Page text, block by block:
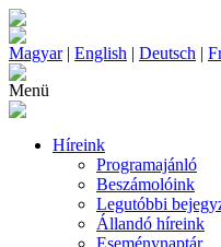
Magyar| English | Deutsch |
Menü
Híreink
Programajánló
Beszámolóink
Legutóbbi
Állandó híreink
Eseménynaptár